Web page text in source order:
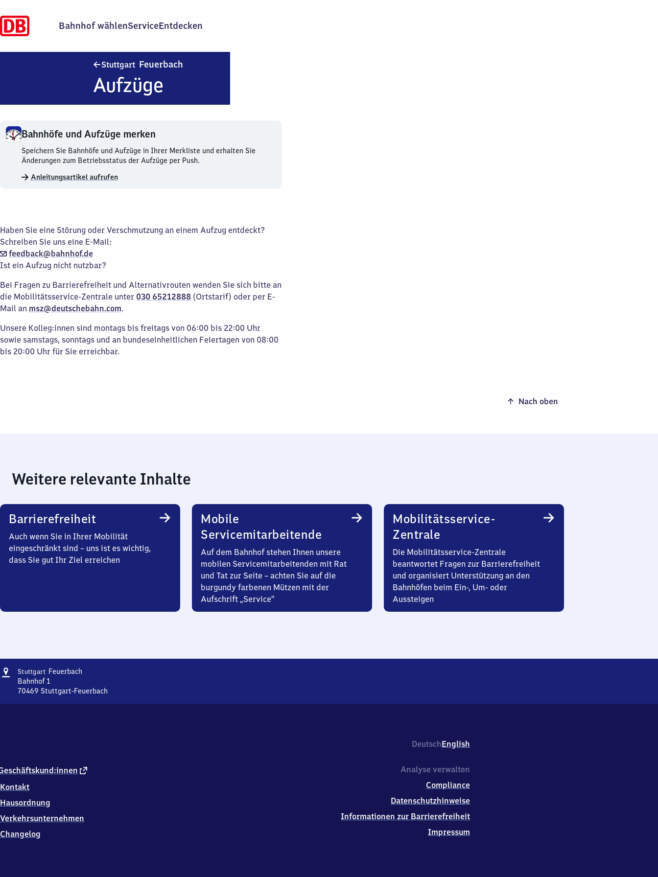
Bahnhof wählenServiceEntdecken
Stuttgart Feuerbach
Aufzüge
Bahnhöfe und Aufzüge merken
Bahnhöfe
und
merken.
Speichern Sie Bahnhöfe und Aufzüge in Ihrer Merkliste und erhalten Sie
Änderungen zum Betriebsstatus der Aufzüge per Push.
Anleitungsartikel aufrufen
Haben Sie eine Störung oder Verschmutzung an einem Aufzug entdeckt?
Schreiben Sie uns eine E-Mail:
feedback@bahnhof.de
Ist ein Aufzug nicht nutzbar?
Bei Fragen zu Barrierefreiheit und Alternativrouten wenden Sie sich bitte an
die Mobilitätsservice-Zentrale unter 030 65212888 (Ortstarif) oder per E-
Mail an msz@deutschebahn.com.
Unsere Kolleg:innen sind montags bis freitags von 06:00 bis 22:00 Uhr
sowie samstags, sonntags und an bundeseinheitlichen Feiertagen von 08:00
bis 20:00 Uhr für Sie erreichbar.
Nach oben
Weitere relevante Inhalte
Barrierefreiheit
Auch wenn Sie in Ihrer Mobilität
eingeschränkt sind – uns ist es wichtig,
dass Sie gut Ihr Ziel erreichen
Mobile
Servicemitarbeitende
Auf dem Bahnhof stehen Ihnen unsere
mobilen Servicemitarbeitenden mit Rat
und Tat zur Seite – achten Sie auf die
burgundy farbenen Mützen mit der
Aufschrift „Service“
Mobilitätsservice-
Zentrale
Die Mobilitätsservice-Zentrale
beantwortet Fragen zur Barrierefreiheit
und organisiert Unterstützung an den
Bahnhöfen beim Ein-, Um- oder
Aussteigen
Adresse
Stuttgart Feuerbach
Bahnhof 1
70469 Stuttgart-Feuerbach
6
Stuttgart-
Feuerbach
DeutschEnglish
externer
Kontakt
Hausordnung
Verkehrsunternehmen
Changelog
Analyse verwalten
Compliance
Datenschutzhinweise
Informationen zur Barrierefreiheit
Impressum